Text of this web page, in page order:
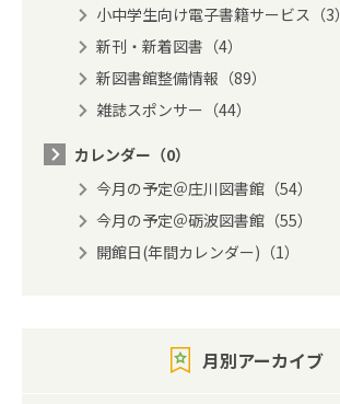
小中学生向け電子書籍サービス（3）
新刊・新着図書（4）
新図書館整備情報（89）
雑誌スポンサー（44）
カレンダー（0）
今月の予定＠庄川図書館（54）
今月の予定＠砺波図書館（55）
開館日(年間カレンダー)（1）
月別アーカイブ